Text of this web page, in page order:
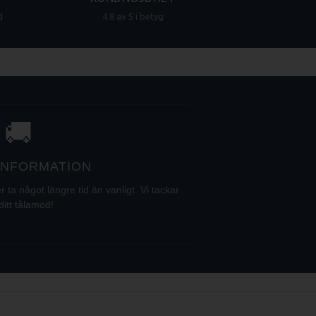
4.8 av 5 i betyg
🚚
ta något längre tid än vanligt. Vi tackar
tålamod!